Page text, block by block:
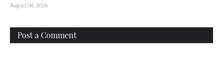
August 06, 2026
Post a Comment